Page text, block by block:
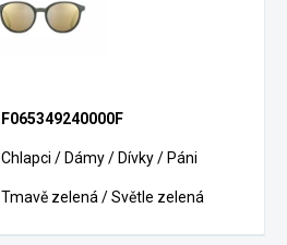
F065349240000F
Chlapci / Dámy / Dívky / Páni
Tmavě zelená / Světle zelená